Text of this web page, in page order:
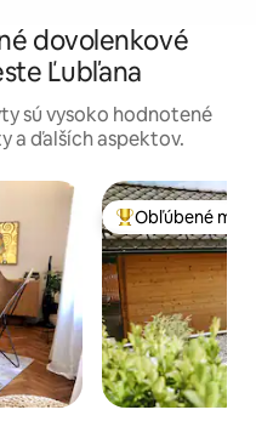
dovolenkové
Ľubľana
sú vysoko hodnotené
a ďalších aspektov.
Najobľúbenejšie
Obľúbené